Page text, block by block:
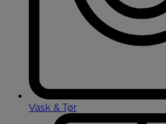
Vask & Tør